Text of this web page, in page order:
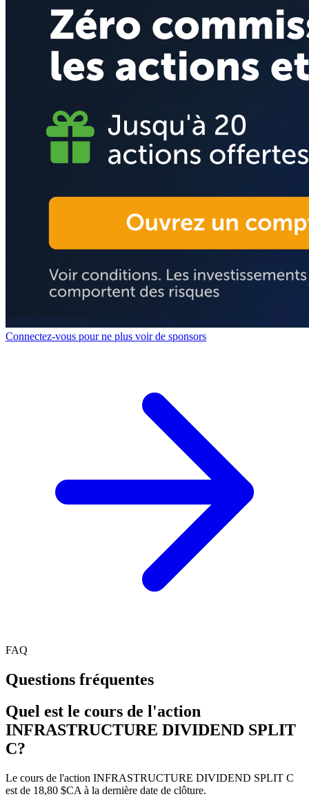
Connectez-vous pour ne plus voir de sponsors
FAQ
Questions fréquentes
Quel est le cours de l'action
INFRASTRUCTURE DIVIDEND SPLIT
C?
Le cours de l'action INFRASTRUCTURE DIVIDEND SPLIT C
est de 18,80 $CA à la dernière date de clôture.